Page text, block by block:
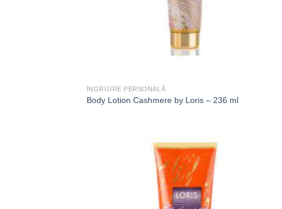
ÎNGRIJIRE PERSONALĂ
Body Lotion Cashmere by Loris – 236 ml